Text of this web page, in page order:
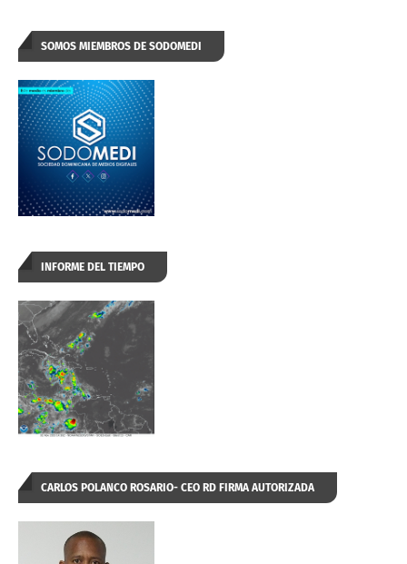
SOMOS MIEMBROS DE SODOMEDI
INFORME DEL TIEMPO
CARLOS POLANCO ROSARIO- CEO RD FIRMA AUTORIZADA